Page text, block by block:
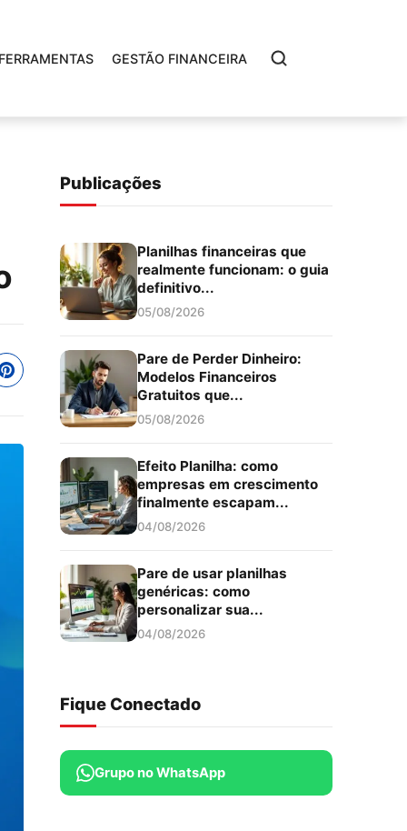
GESTÃO FINANCEIRA
Publicações
Planilhas financeiras que
realmente funcionam: o guia
definitivo...
05/08/2026
Pare de Perder Dinheiro:
Modelos Financeiros
Gratuitos que...
05/08/2026
Efeito Planilha: como
empresas em crescimento
finalmente escapam...
04/08/2026
Pare de usar planilhas
genéricas: como
personalizar sua...
04/08/2026
Fique Conectado
Grupo no WhatsApp